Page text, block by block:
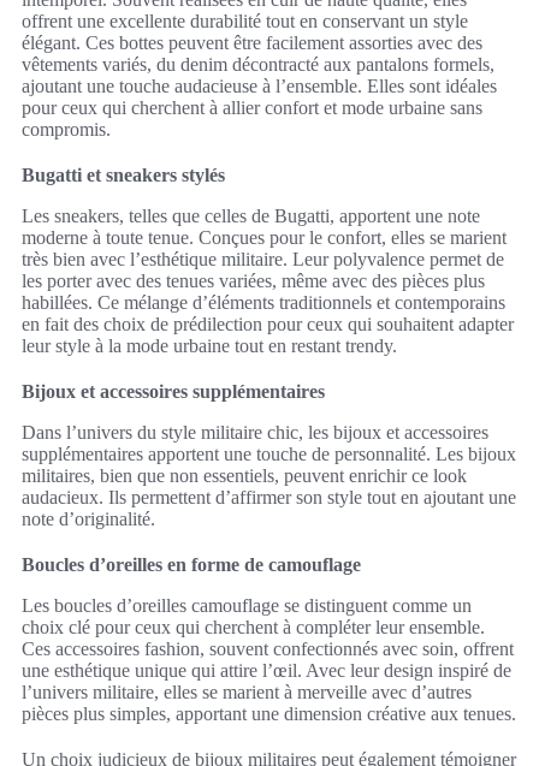
offrent une excellente durabilité tout en conservant un style
élégant. Ces bottes peuvent être facilement assorties avec des
vêtements variés, du denim décontracté aux pantalons formels,
ajoutant une touche audacieuse à l’ensemble. Elles sont idéales
pour ceux qui cherchent à allier confort et mode urbaine sans
compromis.
Bugatti et sneakers stylés
Les sneakers, telles que celles de Bugatti, apportent une note
moderne à toute tenue. Conçues pour le confort, elles se marient
très bien avec l’esthétique militaire. Leur polyvalence permet de
les porter avec des tenues variées, même avec des pièces plus
habillées. Ce mélange d’éléments traditionnels et contemporains
en fait des choix de prédilection pour ceux qui souhaitent adapter
leur style à la mode urbaine tout en restant trendy.
Bijoux et accessoires supplémentaires
Dans l’univers du style militaire chic, les bijoux et accessoires
supplémentaires apportent une touche de personnalité. Les bijoux
militaires, bien que non essentiels, peuvent enrichir ce look
audacieux. Ils permettent d’affirmer son style tout en ajoutant une
note d’originalité.
Boucles d’oreilles en forme de camouflage
Les boucles d’oreilles camouflage se distinguent comme un
choix clé pour ceux qui cherchent à compléter leur ensemble.
Ces accessoires fashion, souvent confectionnés avec soin, offrent
une esthétique unique qui attire l’œil. Avec leur design inspiré de
l’univers militaire, elles se marient à merveille avec d’autres
pièces plus simples, apportant une dimension créative aux tenues.
Un choix judicieux de bijoux militaires peut également témoigner